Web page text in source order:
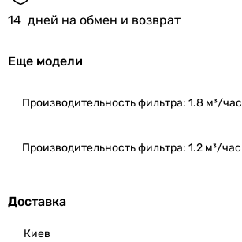
14 дней на обмен и возврат
Еще модели
Производительность фильтра: 1.8 м³/час
Производительность фильтра: 1.2 м³/час
Доставка
Киев